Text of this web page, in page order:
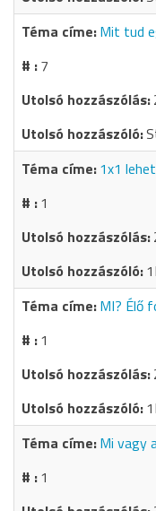
Mit tud
7
1x1
1
MI? Élő
1
Mi vagy
1